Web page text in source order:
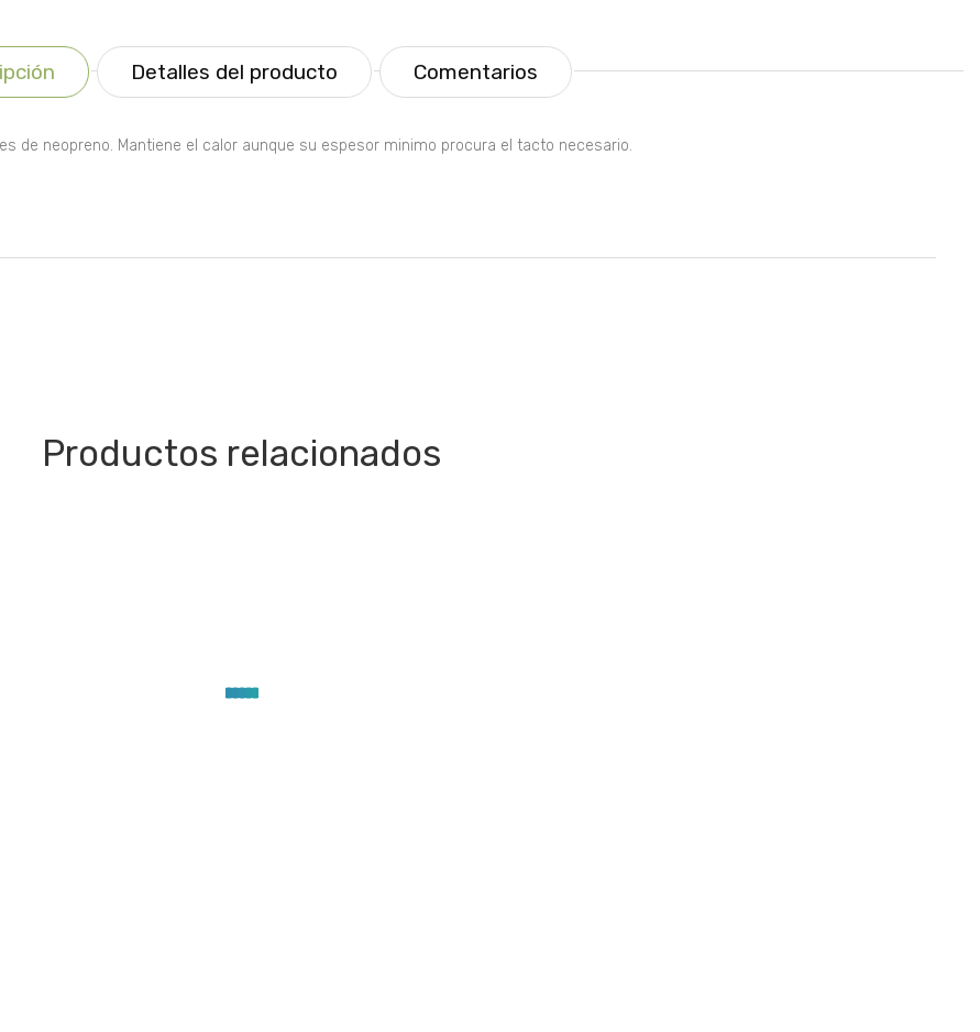
Detalles del producto Comentarios
de neopreno. Mantiene el calor aunque su espesor minimo procura el tacto necesario.
Productos relacionados